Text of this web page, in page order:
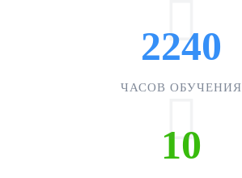
2240
ЧАСОВ ОБУЧЕНИЯ
10